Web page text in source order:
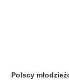
Polscy